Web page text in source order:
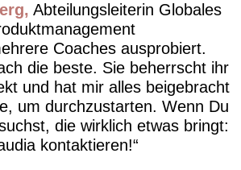
Abteilungsleiterin Globales
Coaches ausprobiert.
die beste. Sie beherrscht ihr
und hat mir alles beigebracht
um durchzustarten. Wenn Du
die wirklich etwas bringt:
kontaktieren!